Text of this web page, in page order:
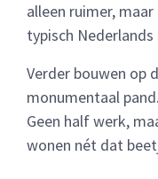
alleen ruimer,
typisch
Verder bouwen op
monumentaal
Geen half werk,
wonen nét dat